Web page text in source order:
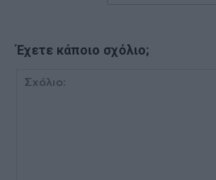
Έχετε κάποιο σχόλιο;